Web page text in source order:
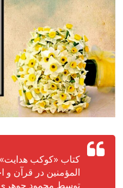
کتاب «کوکب هدایت»
المؤمنین در قرآن
توسط محمود